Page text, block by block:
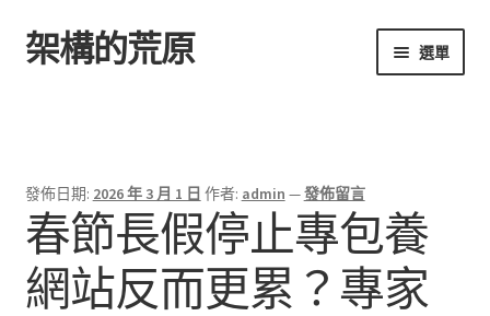
跳
至
跳
至
架構的荒原 選單
發佈日期: 2026 年 3 月 1 日 作者: admin —發佈留言
春節長假停止專包養
網站反而更累？專家